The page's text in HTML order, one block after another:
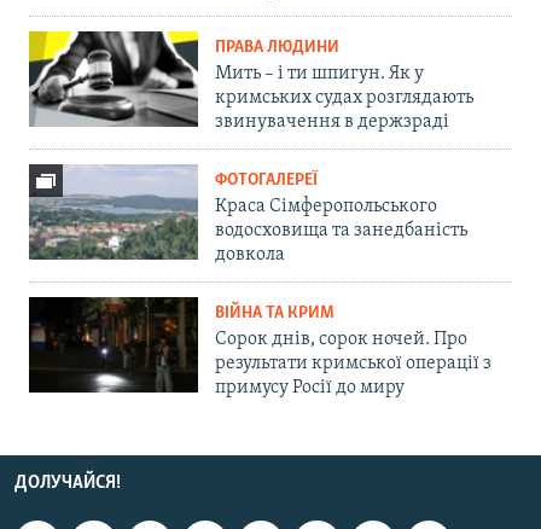
ПРАВА ЛЮДИНИ
Мить – і ти шпигун. Як у
кримських судах розглядають
звинувачення в держзраді
ФОТОГАЛЕРЕЇ
Краса Сімферопольського
водосховища та занедбаність
довкола
ВІЙНА ТА КРИМ
Сорок днів, сорок ночей. Про
результати кримської операції з
примусу Росії до миру
ДОЛУЧАЙСЯ!